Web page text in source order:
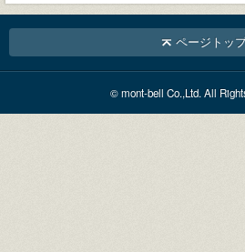
ページトッ
© mont-bell Co.,Ltd. All